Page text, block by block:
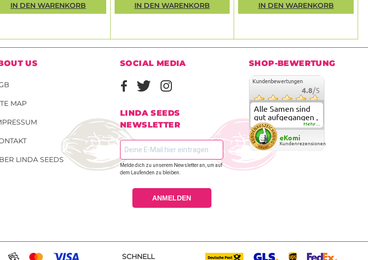
IN DEN WARENKORB IN DEN WARENKORB IN DEN WARENKORB
US
MAP
LINDA SEEDS
SOCIAL MEDIA
LINDA SEEDS
NEWSLETTER
Melde dich zu unserem Newsletter an, um auf
dem Laufenden zu bleiben.
ANMELDEN
SHOP-BEWERTUNG
Kundenbewertungen
4.8/5
Alle Samen sind
gut aufgegangen ,
meine ersten
grow versuche
sind alle geglückt.
Die Sorten und
Anbieter Vielfalt
überzeugen sehr .
Mehr...
eKomi
Kundenrezensionen
SCHNELL